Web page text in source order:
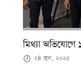
মিথ্যা অভিযোগে
২৪ জুন, ২০২৫